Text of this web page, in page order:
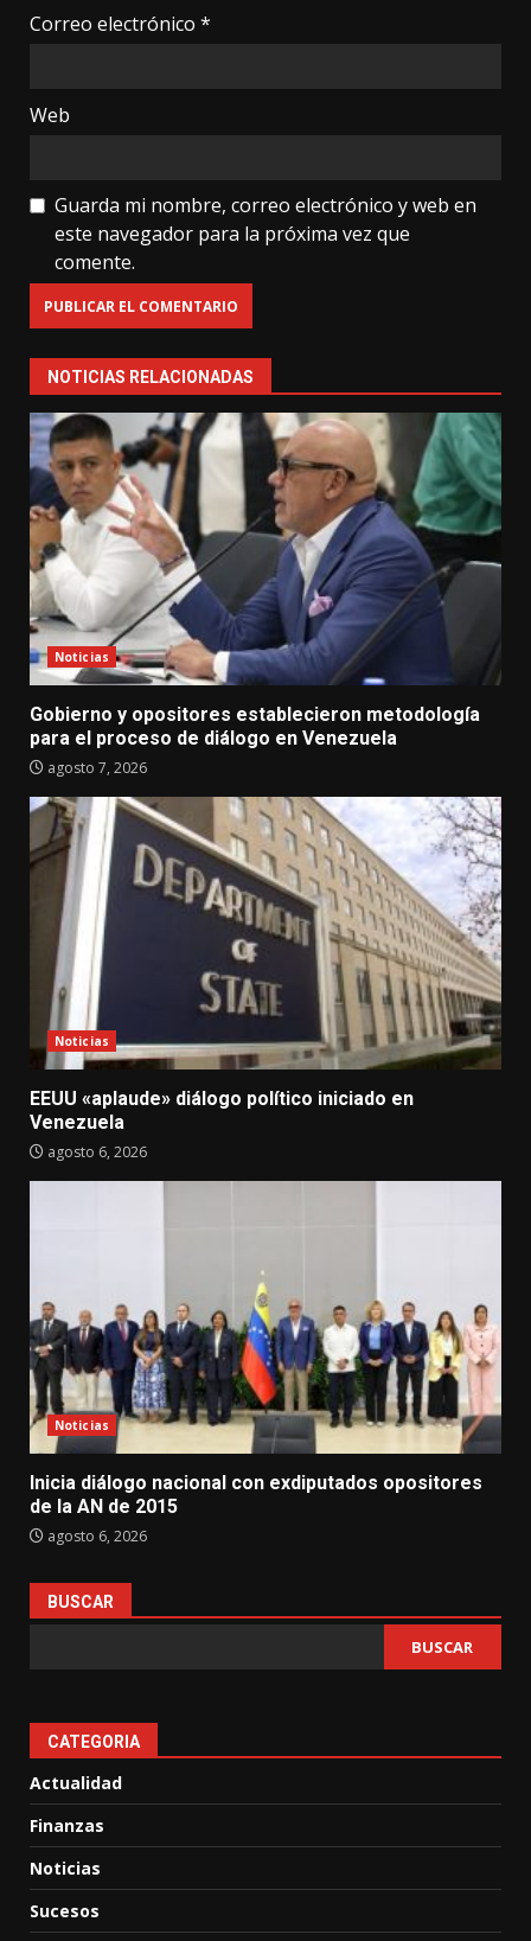
Correo electrónico *
Web
Guarda mi nombre, correo electrónico y web en
este navegador para la próxima vez que
comente.
NOTICIAS RELACIONADAS
Noticias
Gobierno y opositores establecieron metodología
para el proceso de diálogo en Venezuela
agosto 7, 2026
Noticias
EEUU «aplaude» diálogo político iniciado en
Venezuela
agosto 6, 2026
Noticias
Inicia diálogo nacional con exdiputados opositores
de la AN de 2015
agosto 6, 2026
BUSCAR
BUSCAR
CATEGORIA
Actualidad
Finanzas
Noticias
Sucesos